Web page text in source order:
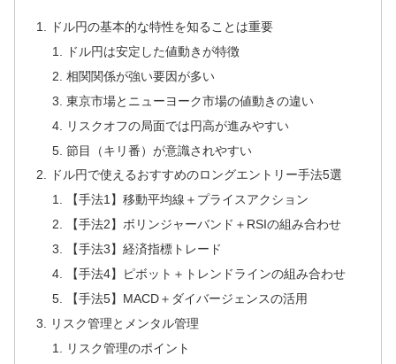
ドル円の基本的な特性を知ることは重要
ドル円は安定した値動きが特徴
相関関係が強い要因が多い
東京市場とニューヨーク市場の値動きの違い
リスクオフの局面では円高が進みやすい
節目（キリ番）が意識されやすい
ドル円で使えるおすすめのロングエントリー手法5選
【手法1】移動平均線＋プライスアクション
【手法2】ボリンジャーバンド＋RSIの組み合わせ
【手法3】経済指標トレード
【手法4】ピボット＋トレンドラインの組み合わせ
【手法5】MACD＋ダイバージェンスの活用
リスク管理とメンタル管理
リスク管理のポイント